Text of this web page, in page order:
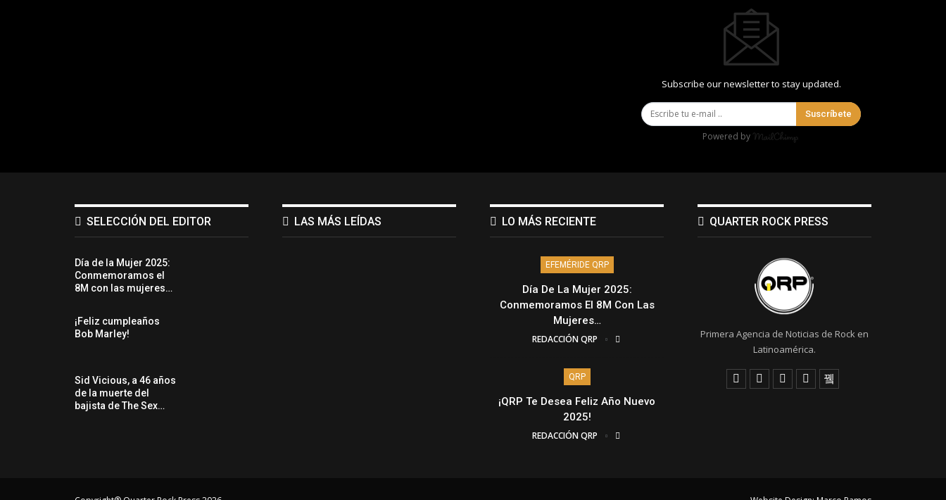
Subscribe our newsletter to stay updated.
Suscríbete
Powered by
SELECCIÓN DEL EDITOR
Día de la Mujer 2025:
Conmemoramos el
8M con las mujeres…
¡Feliz cumpleaños
Bob Marley!
Sid Vicious, a 46 años
de la muerte del
bajista de The Sex…
LAS MÁS LEÍDAS LO MÁS RECIENTE
EFEMÉRIDE QRP
Día De La Mujer 2025:
Conmemoramos El 8M Con Las
Mujeres…
REDACCIÓN QRP
QRP
¡QRP Te Desea Feliz Año Nuevo
2025!
REDACCIÓN QRP
QUARTER ROCK PRESS
Primera Agencia de Noticias de Rock en
Latinoamérica.